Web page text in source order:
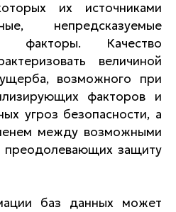
их источниками
непредсказуемые
факторы. Качество
величиной
возможного при
факторов и
угроз безопасности, а
между возможными
преодолевающих защиту
баз данных может